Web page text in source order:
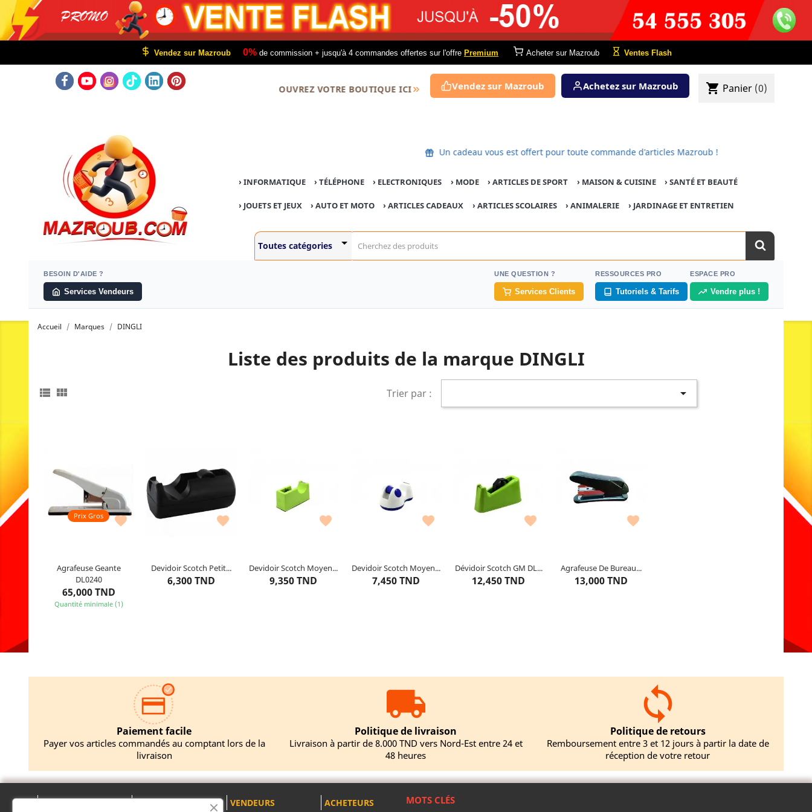
Vendez sur Mazroub 0% de commission + jusqu'à 4 commandes offertes sur l'offre Premium Acheter sur Mazroub Ventes Flash
OUVREZ VOTRE BOUTIQUE ICI Vendez sur Mazroub Achetez sur Mazroub shopping_cart Panier (0)
Un cadeau vous est offert pour toute commande d'articles Mazroub !
› INFORMATIQUE ›TÉLÉPHONE › ELECTRONIQUES › MODE ›ARTICLES DE SPORT › MAISON & CUISINE › SANTÉ ET BEAUTÉ
› JOUETS ET JEUX ›AUTO ET MOTO › ARTICLES CADEAUX › ARTICLES SCOLAIRES ›ANIMALERIE › JARDINAGE ET ENTRETIEN
BESOIN D'AIDE ?
Services Vendeurs
UNE QUESTION ?
Services Clients
RESSOURCES PRO
Tutoriels & Tarifs
ESPACE PRO
Vendre plus !
Accueil Marques DINGLI
Liste des produits de la marque DINGLI
  Trier par : 

Agrafeuse Geante
DL0240
65,000 TND
Quantité minimale (1)
Prix Gros
Couleur : Blanc
98articles restants

Devidoir Scotch Petit...
6,300 TND
Couleur : Assorties
10articles restants

Devidoir Scotch Moyen...
9,350 TND
10articles restants

Devidoir Scotch Moyen...
7,450 TND
Couleur : Multicolor
10articles restants

Dévidoir Scotch GM DL...
12,450 TND
10articles restants

Agrafeuse De Bureau...
13,000 TND
Couleur : Noir
Dernierarticle restant
Paiement facile
Payer vos articles commandés au comptant lors de la
livraison
Politique de livraison
Livraison à partir de 8.000 TND vers Nord-Est entre 24 et
48 heures
Politique de retours
Remboursement entre 3 et 12 jours à partir la date de
réception de votre retour
A PROPOS PRODUITS VENDEURS ACHETEURS MOTS CLÉS